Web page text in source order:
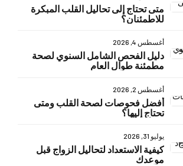
متى تحتاج إلى تحاليل القلب المبكرة
للاطمئنان؟
أغسطس 4, 2026
دليل الفحص الشامل السنوي لصحة
مطمئنة طوال العام
أغسطس 2, 2026
أفضل فحوصات لصحة القلب ومتى
تحتاج إليها؟
يوليو 31, 2026
كيفية الاستعداد لتحاليل الزواج قبل
موعدك